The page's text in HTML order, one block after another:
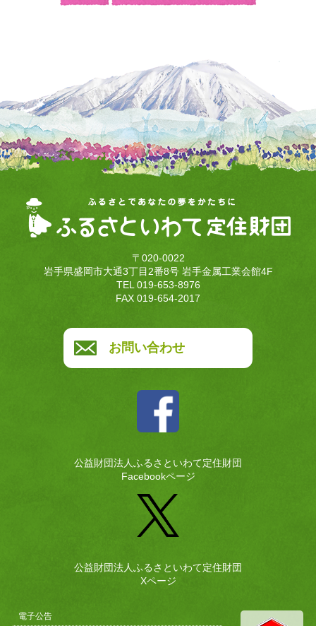
〒020-0022
岩手県盛岡市大通3丁目2番8号 岩手金属工業会館4F
TEL 019-653-8976
FAX 019-654-2017
お問い合わせ
公益財団法人ふるさといわて定住財団
Facebookページ
公益財団法人ふるさといわて定住財団
Xページ
電子公告